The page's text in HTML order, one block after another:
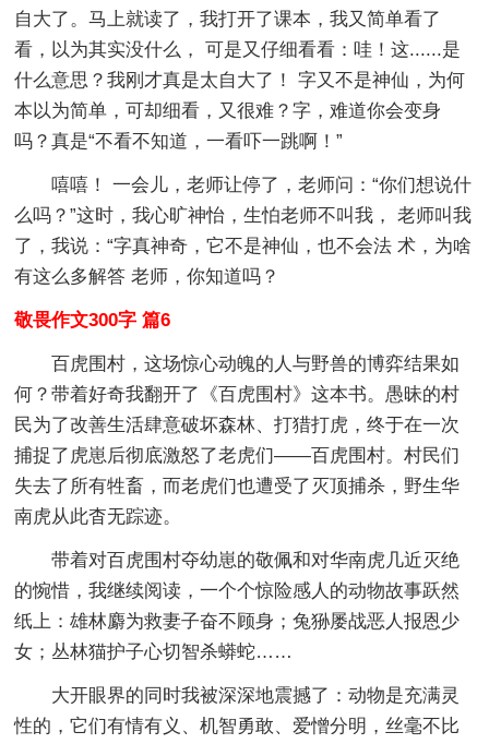
自大了。马上就读了，我打开了课本，我又简单看了
看，以为其实没什么， 可是又仔细看看：哇！这......是
什么意思？我刚才真是太自大了！ 字又不是神仙，为何
本以为简单，可却细看，又很难？字，难道你会变身
吗？真是“不看不知道，一看吓一跳啊！”
嘻嘻！ 一会儿，老师让停了，老师问：“你们想说什
么吗？”这时，我心旷神怡，生怕老师不叫我， 老师叫我
了，我说：“字真神奇，它不是神仙，也不会法 术，为啥
有这么多解答 老师，你知道吗？
敬畏作文300字 篇6
百虎围村，这场惊心动魄的人与野兽的博弈结果如
何？带着好奇我翻开了《百虎围村》这本书。愚昧的村
民为了改善生活肆意破坏森林、打猎打虎，终于在一次
捕捉了虎崽后彻底激怒了老虎们——百虎围村。村民们
失去了所有牲畜，而老虎们也遭受了灭顶捕杀，野生华
南虎从此杳无踪迹。
带着对百虎围村夺幼崽的敬佩和对华南虎几近灭绝
的惋惜，我继续阅读，一个个惊险感人的动物故事跃然
纸上：雄林麝为救妻子奋不顾身；兔狲屡战恶人报恩少
女；丛林猫护子心切智杀蟒蛇……
大开眼界的同时我被深深地震撼了：动物是充满灵
性的，它们有情有义、机智勇敢、爱憎分明，丝毫不比